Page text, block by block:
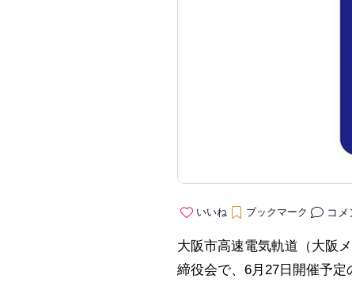
いいね ブックマーク コメ
大阪市高速電気軌道（大阪
締役会で、6月27日開催予定